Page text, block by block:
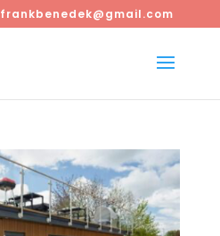
frankbenedek@gmail.com